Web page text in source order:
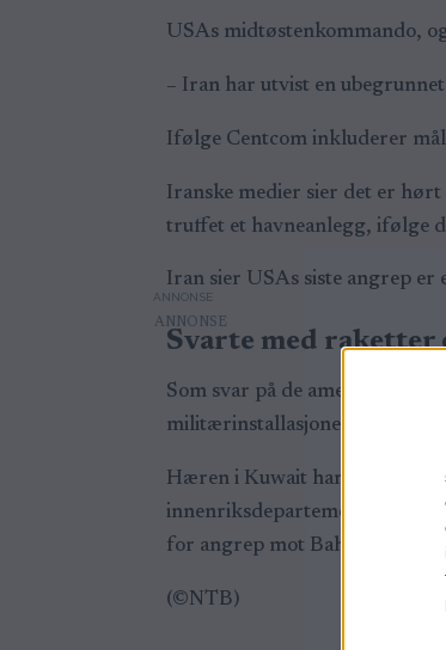
USAs midtøstenkommando,
– Iran har utvist en
Ifølge Centcom inkluderer
Iranske medier sier det er
truffet et havneanlegg, ifølge
Iran sier USAs siste angrep
ANNONSE
Svarte med raketter
Som svar på de amerikanske
militærinstallasjoner i Bahrain
Hæren i Kuwait har bekreftet
innenriksdepartementet på X
for angrep mot Bahrain,
(©NTB)